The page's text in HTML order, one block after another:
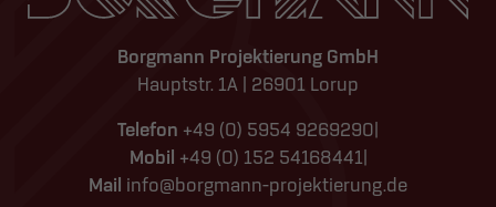
Borgmann Projektierung GmbH
Hauptstr. 1A | 26901 Lorup
Telefon +49 (0) 5954 9269290|
Mobil +49 (0) 152 54168441|
Mail info@borgmann-projektierung.de